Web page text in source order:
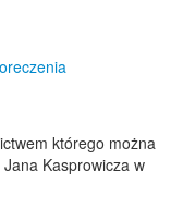
którego można
Kasprowicza w